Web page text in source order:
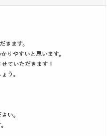
きます。
りやすいと思います。
ていただきます！
う。
い。